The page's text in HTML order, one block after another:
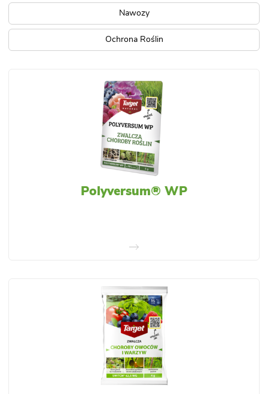
Nawozy
Ochrona Roślin
Polyversum® WP